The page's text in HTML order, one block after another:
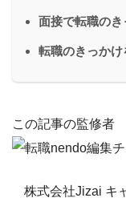
面接で転職のき
転職のきっかけ
この記事の監修者
株式会社Jizai キ